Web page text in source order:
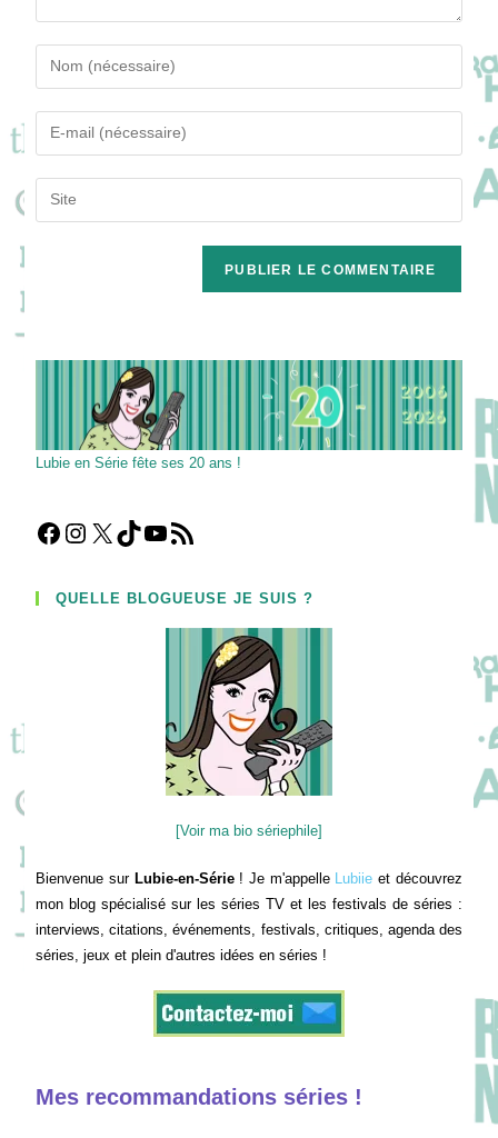
Enter
your
name
comment
Enter
your
email
address
Saisir
l’URL
Lubie en Série fête ses 20 ans !
Facebook
Instagram
X TikTokYouTube
Flux RSS
QUELLE BLOGUEUSE JE SUIS ?
[Voir ma bio sériephile]
Bienvenue sur Lubie-en-Série! Je m'appelle Lubiie et découvrez
mon blog spécialisé sur les séries TV et les festivals de séries :
interviews, citations, événements, festivals, critiques, agenda des
séries, jeux et plein d'autres idées en séries !
Mes recommandations séries !